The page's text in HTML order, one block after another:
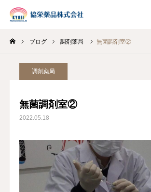
ブログ 調剤薬局 無菌調剤室②
調剤薬局
無菌調剤室②
2022.05.18
INSTAGRAM
HOME
事業案内